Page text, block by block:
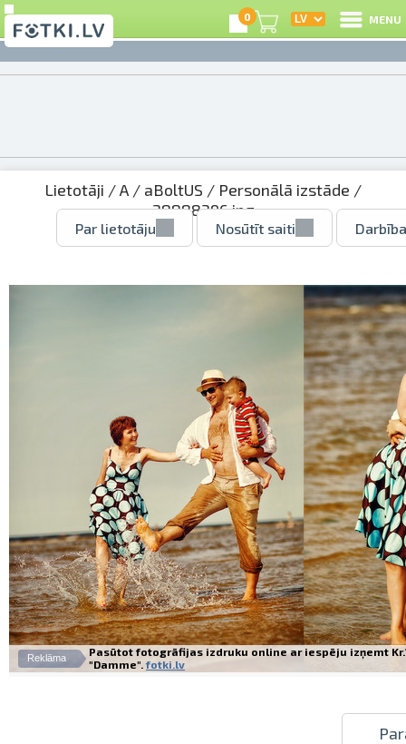
0 MENU
Lietotāji /A / aBoltUS / Personālā izstāde /
38888396.jpg
Par lietotāju Nosūtīt saiti
Reklāma
Pasūtot fotogrāfijas izdruku online ar iespēju izņemt
"Damme". fotki.lv